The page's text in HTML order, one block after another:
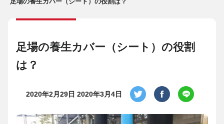
足場の養生カバー（シート）の役割
は？
2020年2月29日 2020年3月4日